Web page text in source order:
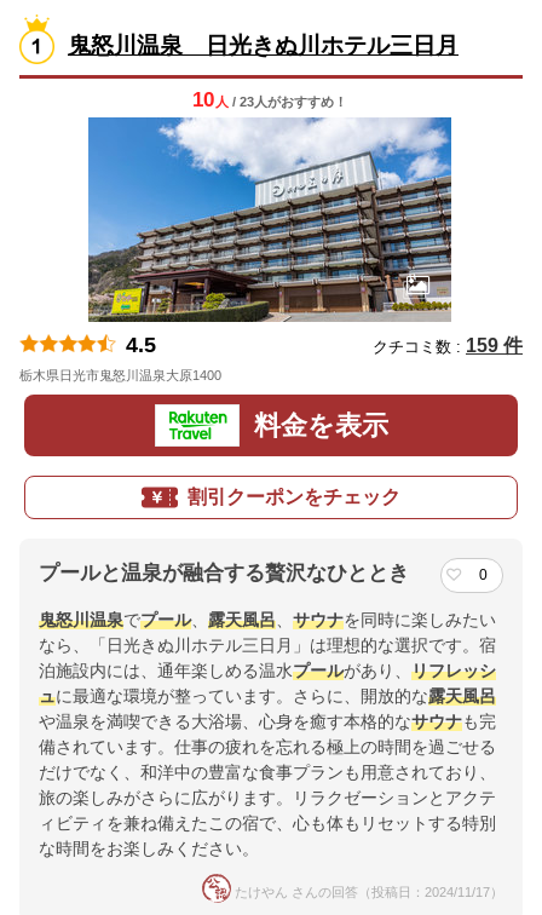
鬼怒川温泉 日光きぬ川ホテル三日月
10 人 / 23人がおすすめ！
4.5 クチコミ数 : 159 件
栃木県日光市鬼怒川温泉大原1400
料金を表示
割引クーポンをチェック
プールと温泉が融合する贅沢なひととき 0
鬼怒川温泉でプール、 露天風呂 サウナを同時に楽しみたい
なら、「日光きぬ川ホテル三日月」は理想的な選択です。宿
泊施設内には、通年楽しめる温水プールがあり、 リフレッシ
ュに最適な環境が整っています。さらに、開放的な露天風呂
や温泉を満喫できる大浴場、心身を癒す本格的なサウナも完
備されています。仕事の疲れを忘れる極上の時間を過ごせる
だけでなく、和洋中の豊富な食事プランも用意されており、
旅の楽しみがさらに広がります。リラクゼーションとアクテ
ィビティを兼ね備えたこの宿で、心も体もリセットする特別
な時間をお楽しみください。
たけやん さんの回答（投稿日：2024/11/17）